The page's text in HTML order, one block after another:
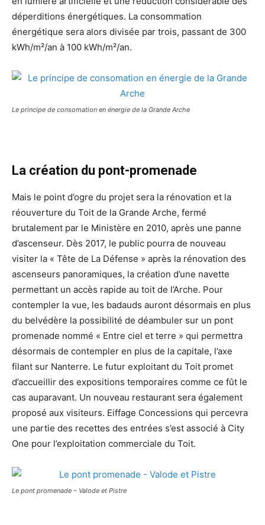
déperditions énergétiques. La consommation
énergétique sera alors divisée par trois, passant de 300
kWh/m²/an à 100 kWh/m²/an.
Le principe de consomation en énergie de la Grande Arche
La création du pont-promenade
Mais le point d’ogre du projet sera la rénovation et la
réouverture du Toit de la Grande Arche, fermé
brutalement par le Ministère en 2010, après une panne
d’ascenseur. Dès 2017, le public pourra de nouveau
visiter la « Tête de La Défense » après la rénovation des
ascenseurs panoramiques, la création d’une navette
permettant un accès rapide au toit de l’Arche. Pour
contempler la vue, les badauds auront désormais en plus
du belvédère la possibilité de déambuler sur un pont
promenade nommé « Entre ciel et terre » qui permettra
désormais de contempler en plus de la capitale, l’axe
filant sur Nanterre. Le futur exploitant du Toit promet
d’accueillir des expositions temporaires comme ce fût le
cas auparavant. Un nouveau restaurant sera également
proposé aux visiteurs. Eiffage Concessions qui percevra
une partie des recettes des entrées s’est associé à City
One pour l’exploitation commerciale du Toit.
Le pont promenade – Valode et Pistre